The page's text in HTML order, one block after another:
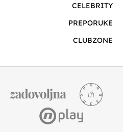
CELEBRITY
PREPORUKE
CLUBZONE